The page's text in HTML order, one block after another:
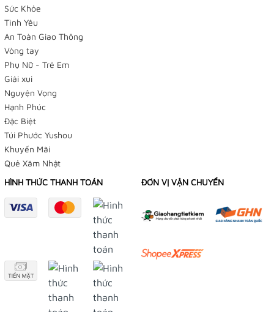
TIỆM BÁN HÀNG TRỰC TUYẾN
NHẬN ĐẶT HÀNG QUA FACEBOOK TRƯỚC KHI ĐẾN LẤY
Sức Khỏe
Tình Yêu
An Toàn Giao Thông
Vòng tay
Phụ Nữ - Trẻ Em
Giải xui
Nguyện Vọng
Hạnh Phúc
Đặc Biệt
Túi Phước Yushou
Khuyến Mãi
Quẻ Xăm Nhật
HÌNH THỨC THANH TOÁN ĐƠN VỊ VẬN CHUYỂN